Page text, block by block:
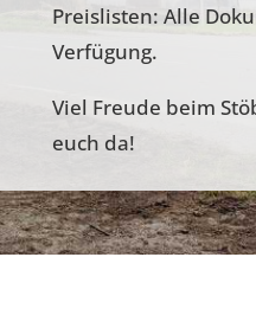
Preislisten: Alle
Verfügung.
Viel Freude beim
euch da!